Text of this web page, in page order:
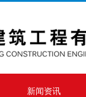
新闻资讯